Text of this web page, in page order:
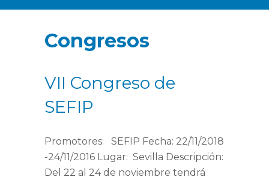
Congresos
VII Congreso de
SEFIP
Promotores: SEFIP Fecha: 22/11/2018
-24/11/2016 Lugar: Sevilla Descripción:
Del 22 al 24 de noviembre tendrá